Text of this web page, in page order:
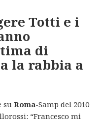
Totti e i
di
la rabbia a
suRoma-Samp del 2010
“Francesco mi